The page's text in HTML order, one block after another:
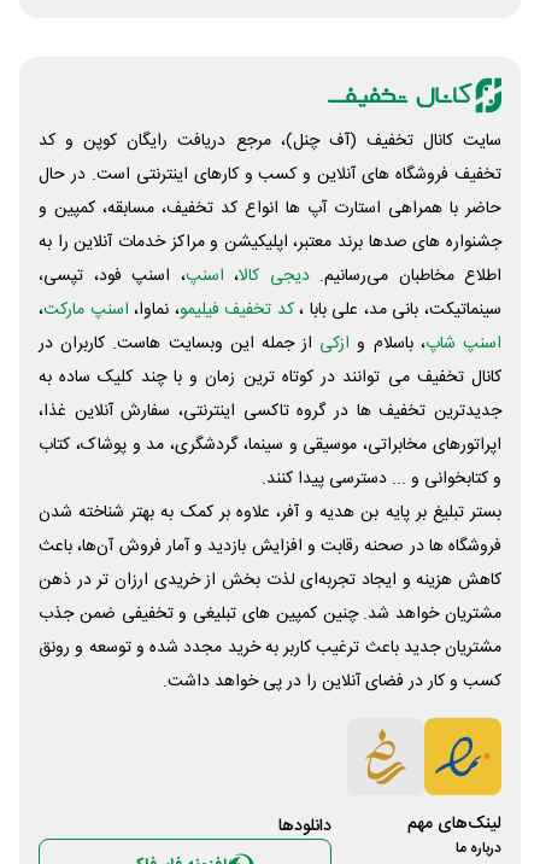
سایت کانال تخفیف (آف چنل)، مرجع دریافت رایگان کوپن و کد
تخفیف فروشگاه های آنلاین و کسب و‌ کارهای اینترنتی است. در حال
حاضر با همراهی استارت آپ ها انواع کد تخفیف، مسابقه، کمپین و
جشنواره های صدها برند معتبر، اپلیکیشن و مراکز خدمات آنلاین را به
اطلاع مخاطبان می‌رسانیم. دیجی کالا، اسنپ، اسنپ فود، تپسی،
سینماتیکت، بانی مد، علی‌ بابا ،کد تخفیف فیلیمو، نماوا، اسنپ مارکت،
اسنپ شاپ، باسلام و ازکی از جمله این وبسایت ‌هاست. کاربران در
کانال تخفیف می توانند در کوتاه ترین زمان و با چند کلیک ساده به
جدیدترین تخفیف ها در گروه تاکسی اینترنتی، سفارش آنلاین غذا،
اپراتورهای مخابراتی، موسیقی و سینما، گردشگری، مد و پوشاک، کتاب
و کتابخوانی و ... دسترسی پیدا کنند.
بستر تبلیغ بر پایه بن هدیه و آفر، علاوه بر کمک به بهتر شناخته شدن
فروشگاه ها در صحنه رقابت و افزایش بازدید و آمار فروش آن‌ها، باعث
کاهش هزینه و ایجاد تجربه‌ای لذت بخش از خریدی ارزان تر در ذهن
مشتریان خواهد شد. چنین کمپین های تبلیغی و تخفیفی ضمن جذب
مشتریان جدید باعث ترغیب کاربر به خرید مجدد شده و توسعه و رونق
کسب و کار در فضای آنلاین را در پی خواهد داشت.
لینک‌های مهم
درباره ما
دانلود‌ها